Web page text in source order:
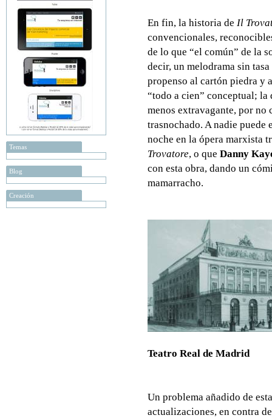
Temas
Blog
Creación
En fin, la historia de Il
convencionales,
de lo que “el común” de la
decir, un melodrama sin
propenso al cartón piedra y
“todo a cien” conceptual;
menos extravagante, por
trasnochado. A nadie puede
noche en la ópera marxista
Trovatore, o que Danny
con esta obra, dando un
mamarracho.
Teatro Real de Madrid
Un problema añadido de
actualizaciones, en contra